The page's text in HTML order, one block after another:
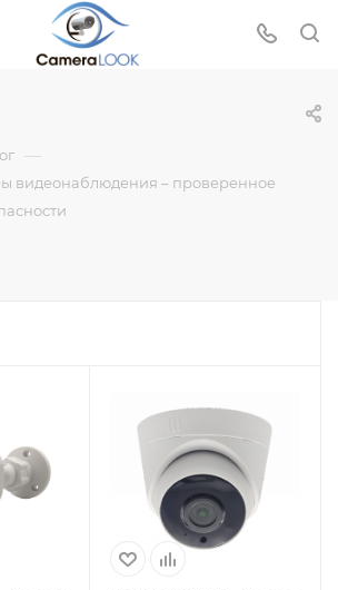
—
видеонаблюдения – проверенное